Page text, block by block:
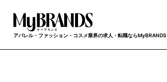
アパレル・ファッション・コスメ業界の求人・転職ならMyBRANDS